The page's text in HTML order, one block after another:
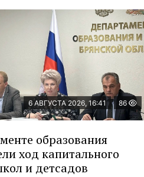
6 АВГУСТА 2026, 16:41 86
образования
ход капитального
и детсадов